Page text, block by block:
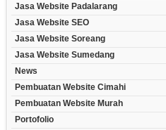
Jasa Website Padalarang
Jasa Website SEO
Jasa Website Soreang
Jasa Website Sumedang
News
Pembuatan Website Cimahi
Pembuatan Website Murah
Portofolio